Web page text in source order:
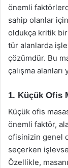
önemli
sahip olanlar
oldukça kritik bir
tür alanlarda
çözümdür. Bu
çalışma alanları
1. Küçük Ofis
Küçük ofis
önemli faktör,
ofisinizin genel
seçerken
Özellikle,